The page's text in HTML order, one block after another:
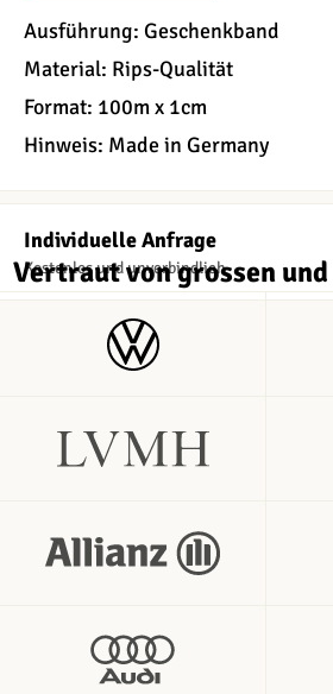
Ausführung: Geschenkband
Material: Rips-Qualität
Format: 100m x 1cm
Hinweis: Made in Germany
Individuelle Anfrage
Kostenlos und unverbindlich
Vertraut von grossen